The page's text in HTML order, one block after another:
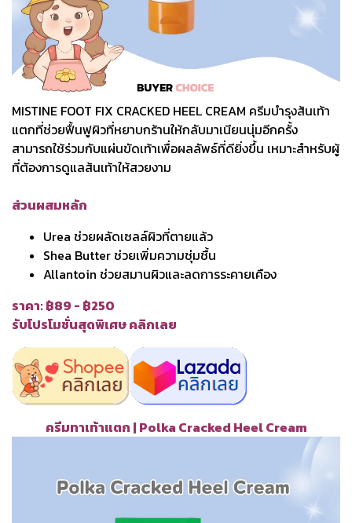
MISTINE FOOT FIX CRACKED HEEL CREAM ครีมบำรุงส้นเท้า
แตกที่ช่วยฟื้นฟูผิวที่หยาบกร้านให้กลับมาเนียนนุ่มอีกครั้ง
สามารถใช้ร่วมกับแผ่นขัดเท้าเพื่อผลลัพธ์ที่ดียิ่งขึ้น เหมาะสำหรับผู้
ที่ต้องการดูแลส้นเท้าให้สวยงาม
ส่วนผสมหลัก
Urea ช่วยผลัดเซลล์ผิวที่ตายแล้ว
Shea Butter ช่วยเพิ่มความชุ่มชื้น
Allantoin ช่วยสมานผิวและลดการระคายเคือง
ราคา: ฿89 - ฿250
รับโปรโมชั่นสุดพิเศษ คลิกเลย
ครีมทาเท้าแตก | Polka Cracked Heel Cream